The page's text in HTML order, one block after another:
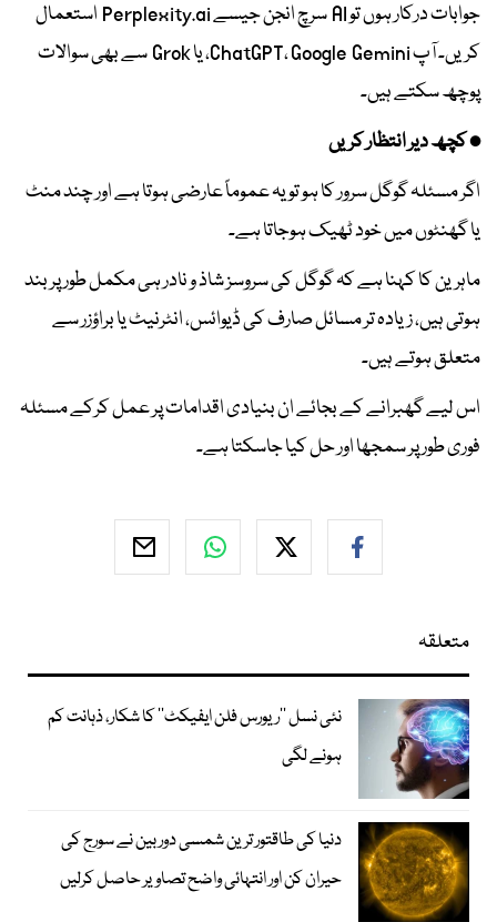
جوابات درکار ہوں تو AI سرچ انجن جیسے Perplexity.ai استعمال
کریں۔ آپ ChatGPT، Google Gemini، یا Grok سے بھی سوالات
پوچھ سکتے ہیں۔
• کچھ دیر انتظار کریں
اگر مسئلہ گوگل سرور کا ہو تو یہ عموماً عارضی ہوتا ہے اور چند منٹ
یا گھنٹوں میں خود ٹھیک ہوجاتا ہے۔
ماہرین کا کہنا ہے کہ گوگل کی سروسز شاذ و نادر ہی مکمل طور پر بند
ہوتی ہیں، زیادہ تر مسائل صارف کی ڈیوائس، انٹرنیٹ یا براؤزر سے
متعلق ہوتے ہیں۔
اس لیے گھبرانے کے بجائے ان بنیادی اقدامات پر عمل کرکے مسئلہ
فوری طور پر سمجھا اور حل کیا جاسکتا ہے۔
متعلقہ
نئی نسل ’’ریورس فلن ایفیکٹ‘‘ کا شکار، ذہانت کم
ہونے لگی
دنیا کی طاقتور ترین شمسی دوربین نے سورج کی
حیران کن اور انتہائی واضح تصاویر حاصل کرلیں